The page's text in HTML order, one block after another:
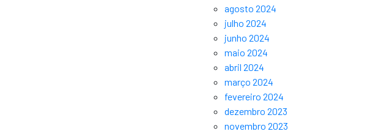
agosto 2024
julho 2024
junho 2024
maio 2024
abril 2024
março 2024
fevereiro 2024
dezembro 2023
novembro 2023